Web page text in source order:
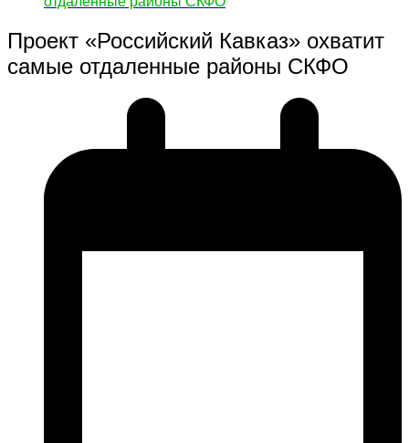
Проект «Российский Кавказ» охватит
самые отдаленные районы СКФО